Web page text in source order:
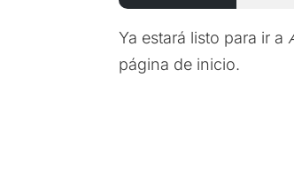
Ya estará listo para ir a
página de inicio.